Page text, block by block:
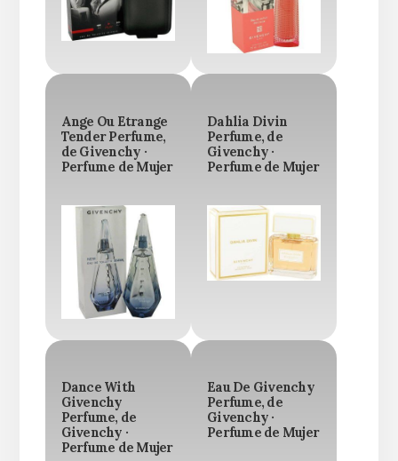
Ange Ou Etrange
Tender Perfume,
de Givenchy ·
Perfume de Mujer
Dahlia Divin
Perfume, de
Givenchy ·
Perfume de Mujer
Dance With
Givenchy
Perfume, de
Givenchy ·
Perfume de Mujer
Eau De Givenchy
Perfume, de
Givenchy ·
Perfume de Mujer